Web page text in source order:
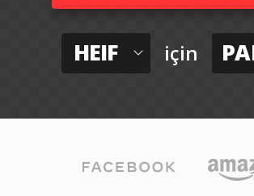
HEIF için